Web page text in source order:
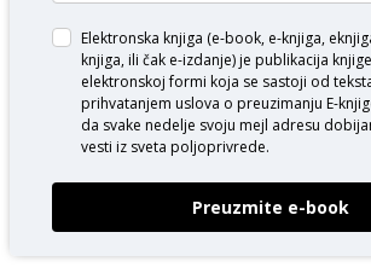
Elektronska knjiga (e-book, e-knjiga,
knjiga, ili čak e-izdanje) je publikacija
elektronskoj formi koja se sastoji od
prihvatanjem uslova o preuzimanju E-
da svake nedelje svoju mejl adresu
vesti iz sveta poljoprivrede.
Preuzmite e-book